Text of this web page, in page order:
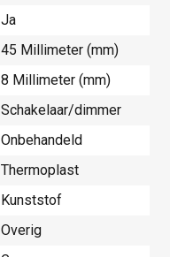
Ja
45 Millimeter (mm)
8 Millimeter (mm)
Schakelaar/dimmer
Onbehandeld
Thermoplast
Kunststof
Overig